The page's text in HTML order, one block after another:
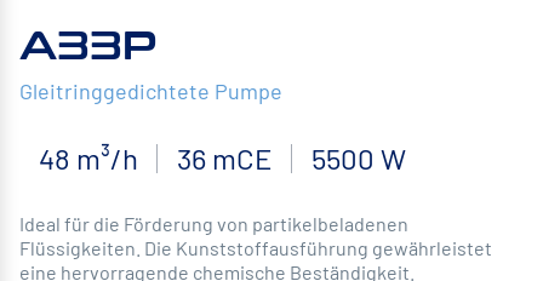
A33P
Gleitringgedichtete Pumpe
48 m³/h 36 mCE 5500 W
Ideal für die Förderung von partikelbeladenen
Flüssigkeiten. Die Kunststoffausführung gewährleistet
eine hervorragende chemische Beständigkeit.